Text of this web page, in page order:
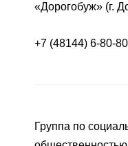
«Дорогобуж» (г.
+7 (48144) 6-80-80
Группа по